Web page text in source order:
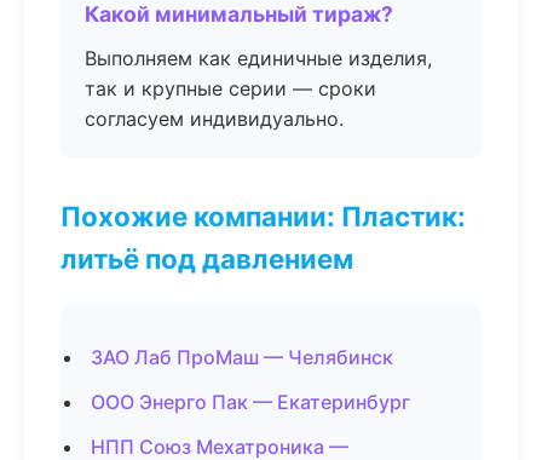
Какой минимальный тираж?
Выполняем как единичные изделия,
так и крупные серии — сроки
согласуем индивидуально.
Похожие компании: Пластик:
литьё под давлением
ЗАО Лаб ПроМаш — Челябинск
ООО Энерго Пак — Екатеринбург
НПП Союз Мехатроника —